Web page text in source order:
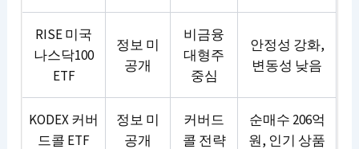
RISE 미국
나스닥100
ETF
정보 미
공개
비금융
대형주
중심
안정성 강화,
변동성 낮음
KODEX 커버
드콜 ETF
정보 미
공개
커버드
콜 전략
순매수 206억
원, 인기 상품